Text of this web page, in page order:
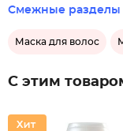
Смежные разделы
Маска для волос
С этим